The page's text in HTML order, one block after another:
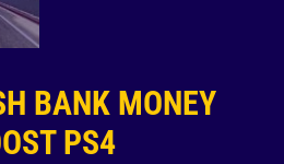
BANK MONEY
PS4